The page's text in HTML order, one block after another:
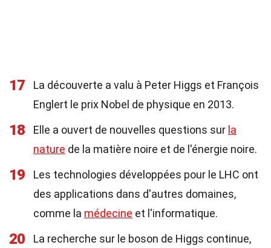
17
La découverte a valu à Peter Higgs et François
Englert le prix Nobel de physique en 2013.
18 Elle a ouvert de nouvelles questions sur la
nature de la matière noire et de l'énergie noire.
19
Les technologies développées pour le LHC ont
des applications dans d'autres domaines,
comme la médecine et l'informatique.
20
La recherche sur le boson de Higgs continue,